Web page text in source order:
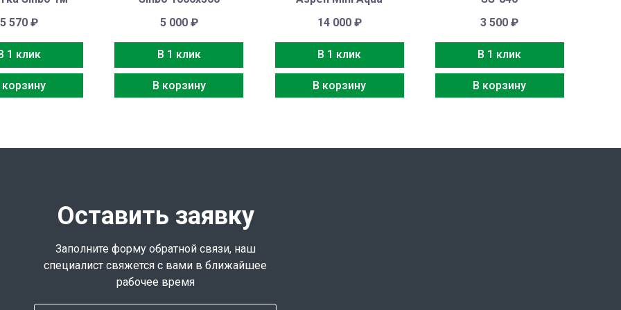
5 570 ₽
1 клик
5 000 ₽
В 1 клик
В корзину
14 000 ₽
В 1 клик
В корзину
3 500₽
В 1 клик
В корзину
Оставить заявку
Заполните форму обратной связи, наш
специалист свяжется с вами в ближайшее
рабочее время